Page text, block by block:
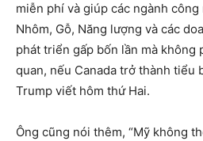
miễn phí và giúp các ngành
Nhôm, Gỗ, Năng lượng và các
phát triển gấp bốn lần mà không
quan, nếu Canada trở thành tiểu
Trump viết hôm thứ Hai.
Ông cũng nói thêm, “Mỹ không